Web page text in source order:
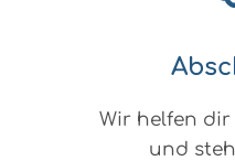
Wir helfen
und